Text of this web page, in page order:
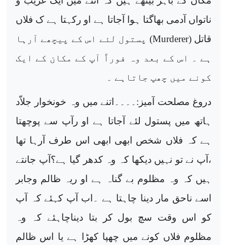
ناتواں آدمی بھاگتا ہوا آجاتا ہے او رکہتا ہے ک فلاں
قاتل (Murderer) پستول لئے اس کے پیچھے آرہا
ہے ۔ اس کے بعد وہ فوراً آپ کے مکان کے ایک
کونے میں چھپ جاتاہے ۔
دروغ مصلحت آمیز:۔۔۔۔اتنے میں وہ خونخوار جلاّد
ہاتھ میں پستول لئے آجاتا ہے او رآپ سے پوچھتا
ہے کہ فلاں شخص ابھی ابھی اس طرف آرہا تھا
،آپ نے تو نہیں دیکھا کہ وہ کدھر گیا ہے؟آپ جانتے
ہیں کہ وہ مظلوم بے گناہ ہے او ریہ ظالم وجابر
اسے ناحق مار دینا چاہتا ہے ۔اب آپ کہئے کہ آپ
کو اس وقت سچ بول کر بتا دیناچاہئے کہ وہ
مظلوم فلاں کونے میں چھپا کھڑا ہے یا اس ظالم